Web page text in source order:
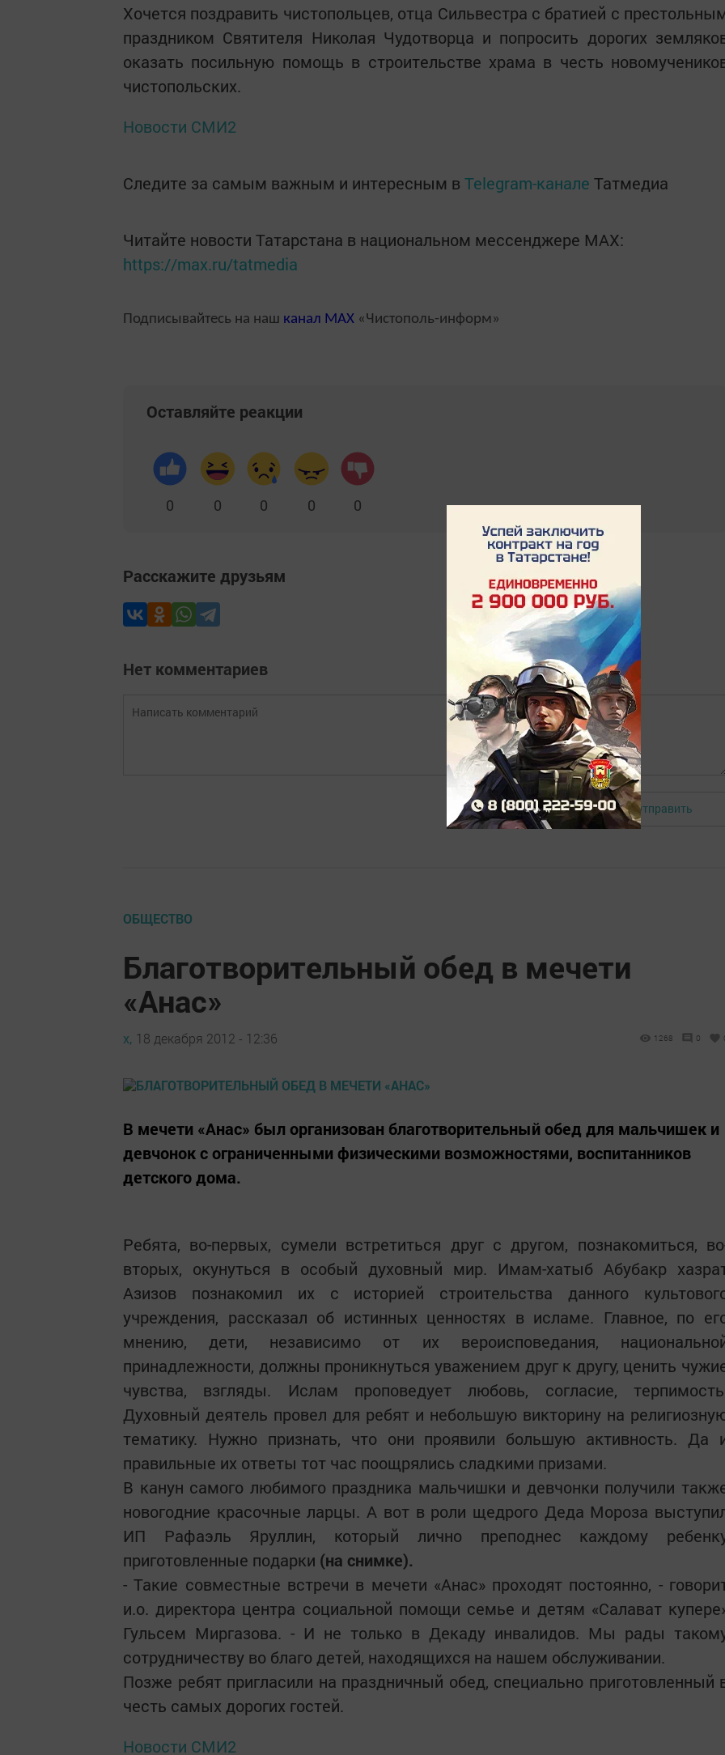
Хочется поздравить чистопольцев, отца Сильвестра с братией с
праздником Святителя Николая Чудотворца и попросить дорогих
оказать посильную помощь в строительстве храма в честь
чис­топольских.
Новости СМИ2
Следите за самым важным и интересным в Telegram-канале Татмедиа
Читайте новости Татарстана в национальном мессенджере MАХ:
https://max.ru/tatmedia
Подписывайтесь на наш канал MAX «Чистополь-информ»
Оставляйте реакции
0 0 0 0 0
Расскажите друзьям
Нет комментариев
Авторизоваться Отправить
ОБЩЕСТВО
Благотворительный обед в мечети
«Анас»
х, 18 декабря 2012 - 12:36 1268 0
В мечети «Анас» был организован благотворительный обед для мальчишек и
девчонок с ограниченными физическими возможностями, воспитанников
детского дома.
Ребята, во-первых, сумели встретиться друг с другом, познакомиться,
вторых, окунуться в особый духовный мир. Имам-хатыб Абубакр
Азизов познакомил их с историей строительства данного
учреждения, рассказал об истинных ценностях в исламе. Главное, по
мнению, дети, независимо от их вероисповедания,
принадлежности, должны проникнуться уважением друг к другу, ценить
чувства, взгляды. Ислам проповедует любовь, согласие,
Духовный деятель провел для ребят и небольшую викторину на
тематику. Нужно признать, что они проявили большую активность. Да
правильные их ответы тот час поощрялись сладкими призами.
В канун самого любимого праздника мальчишки и девчонки получили
новогодние красочные ларцы. А вот в роли щедрого Деда Мороза
ИП Рафаэль Яруллин, который лично преподнес каждому
приготовленные подарки (на снимке).
- Такие совместные встречи в мечети «Анас» проходят постоянно, -
и.о. директора центра социальной помощи семье и детям «Салават
Гульсем Миргазова. - И не только в Декаду инвалидов. Мы рады
сотрудничеству во благо детей, находящихся на нашем обслуживании.
Позже ребят пригласили на праздничный обед, специально приготовленный
честь самых дорогих гостей.
Новости СМИ2